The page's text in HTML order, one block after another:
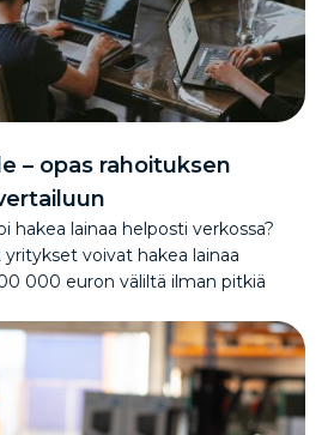
– opas rahoituksen
hakea lainaa helposti verkossa?
voivat hakea lainaa
000 euron väliltä ilman pitkiä